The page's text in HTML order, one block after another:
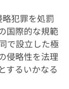
犯罪を処罰
国際的な規範
で設立した極
侵略性を法理
するいかなる